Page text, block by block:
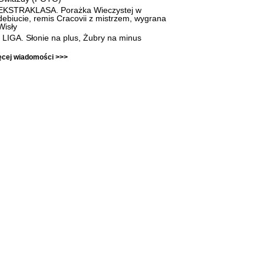
Porażka Wieczystej w
remis Cracovii z mistrzem, wygrana
LIGA. Słonie na plus, Żubry na minus
wiadomości >>>